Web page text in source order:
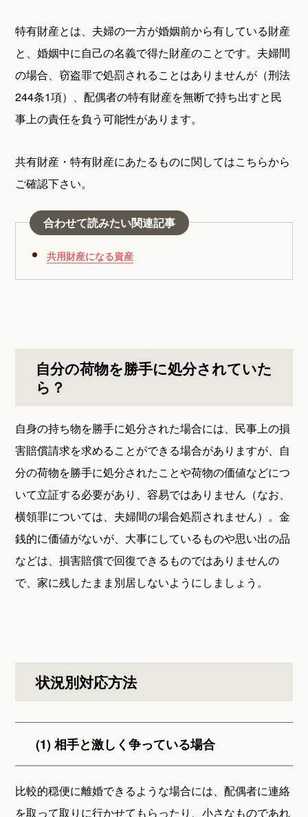
特有財産とは、夫婦の一方が婚姻前から有している財産
と、婚姻中に自己の名義で得た財産のことです。夫婦間
の場合、窃盗罪で処罰されることはありませんが（刑法
244条1項）、配偶者の特有財産を無断で持ち出すと民
事上の責任を負う可能性があります。
共有財産・特有財産にあたるものに関してはこちらから
ご確認下さい。
合わせて読みたい関連記事
共用財産になる資産
自分の荷物を勝手に処分されていた
ら？
自身の持ち物を勝手に処分された場合には、民事上の損
害賠償請求を求めることができる場合がありますが、自
分の荷物を勝手に処分されたことや荷物の価値などにつ
いて立証する必要があり、容易ではありません（なお、
横領罪については、夫婦間の場合処罰されません）。金
銭的に価値がないが、大事にしているものや思い出の品
などは、損害賠償で回復できるものではありませんの
で、家に残したまま別居しないようにしましょう。
状況別対応方法
(1) 相手と激しく争っている場合
比較的穏便に離婚できるような場合には、配偶者に連絡
を取って取りに行かせてもらったり、小さなものであれ